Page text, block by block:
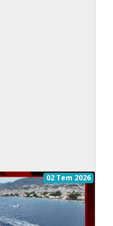
02 Tem 2026